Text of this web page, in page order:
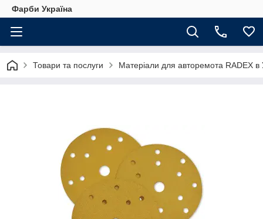
Фарби Україна
Товари та послуги Матеріали для авторемота RADEX в